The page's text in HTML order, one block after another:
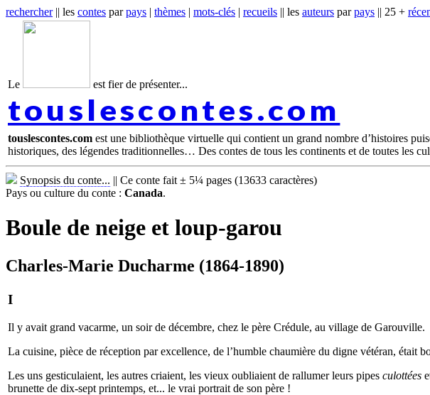
rechercher|| les contes parpays | thèmes | mots-clés | recueils || les auteurs parpays || 25 +
Le est fier de présenter...
touslescontes.com
touslescontes.com est une bibliothèque virtuelle qui contient un grand nombre d’histoires
historiques, des légendes traditionnelles… Des contes de tous les continents et de toutes les
Synopsis du conte... || Ce conte fait ± 5¼ pages (13633 caractères)
Pays ou culture du conte : Canada.
Boule de neige et loup-garou
Charles-Marie Ducharme (1864-1890)
I
Il y avait grand vacarme, un soir de décembre, chez le père Crédule, au village de Garouville.
La cuisine, pièce de réception par excellence, de l’humble chaumière du digne vétéran, était
Les uns gesticulaient, les autres criaient, les vieux oubliaient de rallumer leurs pipes culottées
brunette de dix-sept printemps, et... le vrai portrait de son père !